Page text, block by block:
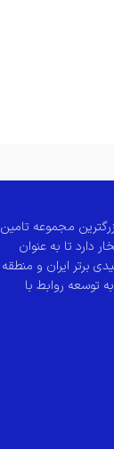
مجموعه تامین
دارد تا به عنوان
برتر ایران و منطقه
توسعه روابط با